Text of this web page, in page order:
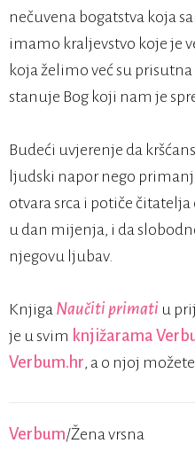
nečuvena bogatstva koja
imamo kraljevstvo koje je
koja želimo već su
stanuje Bog koji nam je
Budeći uvjerenje da
ljudski napor nego
otvara srca i potiče čitatelja
u dan mijenja, i da
njegovu ljubav.
Knjiga Naučiti primati u
je u svim knjižarama
Verbum.hr, a o njoj
Verbum/Žena vrsna